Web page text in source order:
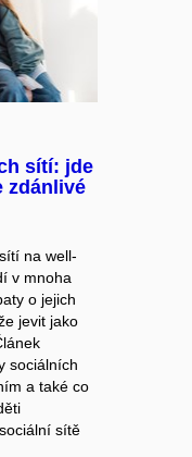
sítí: jde
zdánlivé
na well-
v mnoha
o jejich
jevit jako
sociálních
a také co
sítě